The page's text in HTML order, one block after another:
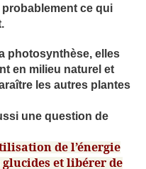
ce qui
photosynthèse, elles
en milieu naturel et
les autres plantes
une question de
de l’énergie
et libérer de